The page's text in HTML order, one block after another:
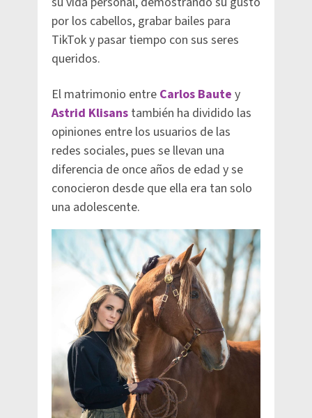
por los cabellos, grabar bailes para
TikTok y pasar tiempo con sus seres
queridos.
El matrimonio entre Carlos Baute y
Astrid Klisans también ha dividido las
opiniones entre los usuarios de las
redes sociales, pues se llevan una
diferencia de once años de edad y se
conocieron desde que ella era tan solo
una adolescente.